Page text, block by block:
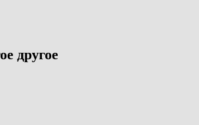
другое